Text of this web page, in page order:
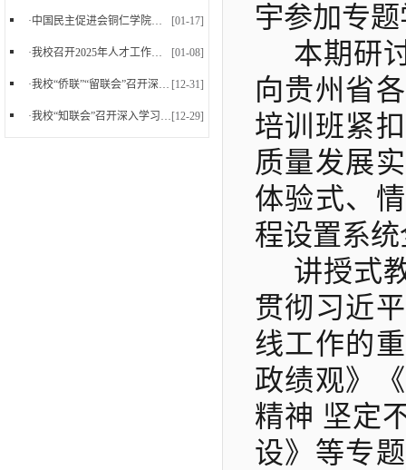
[01-17]
·中国民主促进会铜仁学院支部委员会正式成立
[01-08]
·我校召开2025年人才工作暨党外知识分子台属归侨侨...
[12-31]
·我校“侨联”“留联会”召开深入学习党的二十届四...
[12-29]
·我校“知联会”召开深入学习党的二十届四中全会精...
宇参加专
本期研
向贵州省
培训班紧
质量发展
体验式、
程设置系
讲授式
贯彻习近
线工作的
政绩观》
精神 坚定
设》等专